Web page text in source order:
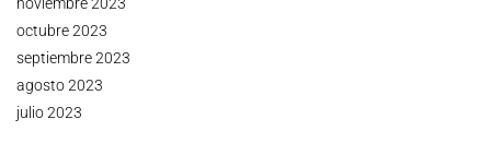
noviembre 2023
octubre 2023
septiembre 2023
agosto 2023
julio 2023